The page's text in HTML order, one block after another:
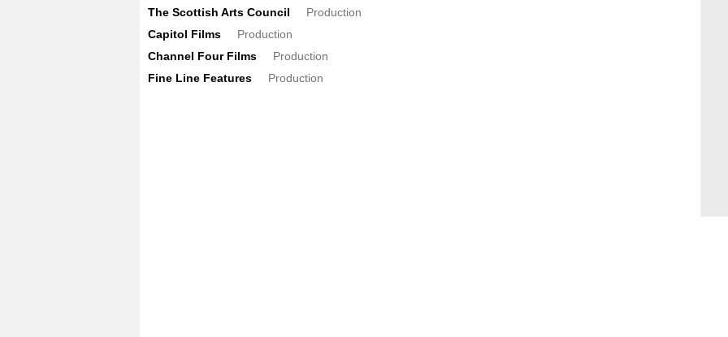
The Scottish Arts Council
Production
Capitol Films
Production
Channel Four Films
Production
Fine Line Features
Production